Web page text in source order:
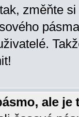
změňte
ale je